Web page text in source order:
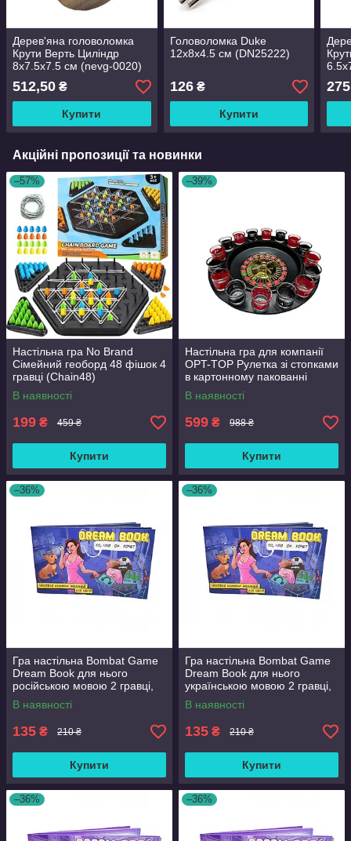
Дерев'яна головоломка
Крути Верть Циліндр
8х7.5х7.5 см (nevg-0020)
512,50 ₴
Купити
Головоломка Duke
12х8х4.5 см (DN25222)
126₴
Купити
275
Акційні пропозиції та новинки
–57%
Настільна гра No Brand
Сімейний геоборд 48 фішок 4
гравці (Chain48)
В наявності
199 ₴ 459 ₴
Купити
–39%
Настільна гра для компанії
OPT-TOP Рулетка зі стопками
в картонному пакованні
(1939722129)
В наявності
599 ₴ 988 ₴
Купити
–36%
Гра настільна Bombat Game
Dream Book для нього
російською мовою 2 гравці,
18+ років (in030-hbr)
В наявності
135 ₴ 210 ₴
Купити
–36%
Гра настільна Bombat Game
Dream Book для нього
українською мовою 2 гравці,
18+ років (in031-hbr)
В наявності
135 ₴ 210 ₴
Купити
–36% –36%